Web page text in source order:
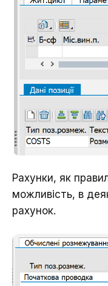
Рахунки, як
можливість, в
рахунок.